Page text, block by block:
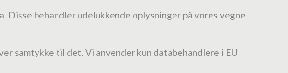
behandler udelukkende oplysninger på vores vegne
samtykke til det. Vi anvender kun databehandlere i EU